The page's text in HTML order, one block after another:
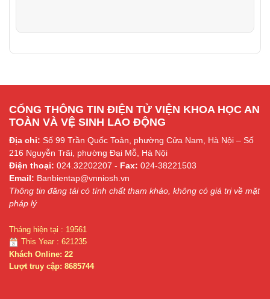
CỔNG THÔNG TIN ĐIỆN TỬ VIỆN KHOA HỌC AN
TOÀN VÀ VỆ SINH LAO ĐỘNG
Địa chỉ: Số 99 Trần Quốc Toản, phường Cửa Nam, Hà Nội – Số
216 Nguyễn Trãi, phường Đại Mỗ, Hà Nội
Điện thoại: 024.32202207 - Fax: 024-38221503
Email: Banbientap@vnniosh.vn
Thông tin đăng tải có tính chất tham khảo, không có giá trị về mặt
pháp lý
Tháng hiện tại : 19561
This Year : 621235
Khách Online: 22
Lượt truy cập: 8685744